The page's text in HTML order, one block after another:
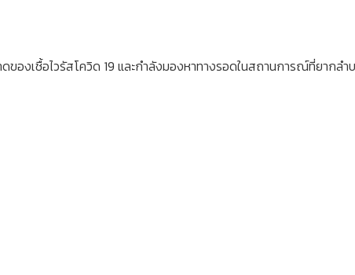
องเชื้อไวรัสโควิด 19 และกำลังมองหาทางรอดในสถานการณ์ที่ยากลำ